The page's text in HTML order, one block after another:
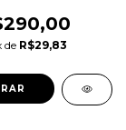
de R$29,83